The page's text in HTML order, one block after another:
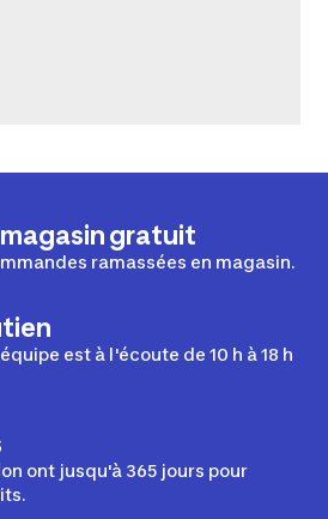
magasin gratuit
ramassées en magasin.
est à l'écoute de 10 h à 18 h
ont jusqu'à 365 jours pour